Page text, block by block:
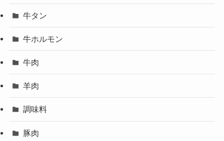
牛タン
牛ホルモン
牛肉
羊肉
調味料
豚肉